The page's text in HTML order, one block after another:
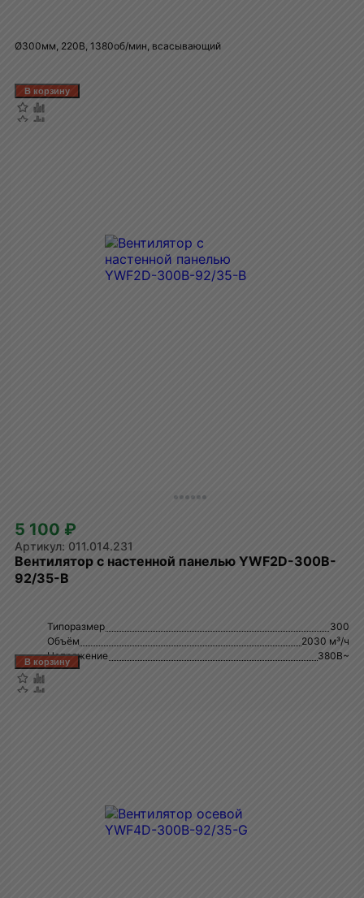
Ø300мм, 220В, 1380об/мин, всасывающий
5 100 ₽
011.014.231
Вентилятор с настенной панелью YWF2D-300B-
92/35-B
Типоразмер
300
Объём
2030 м³/ч
Напряжение
380В~